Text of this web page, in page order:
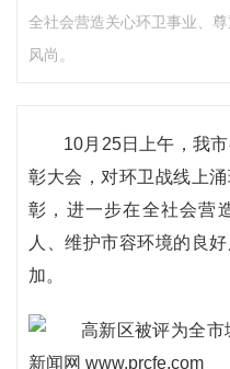
全社会营造关心环卫事业、
风尚。
10月25日上午，我
彰大会，对环卫战线上
彰，进一步在全社会营
人、维护市容环境的良
加。